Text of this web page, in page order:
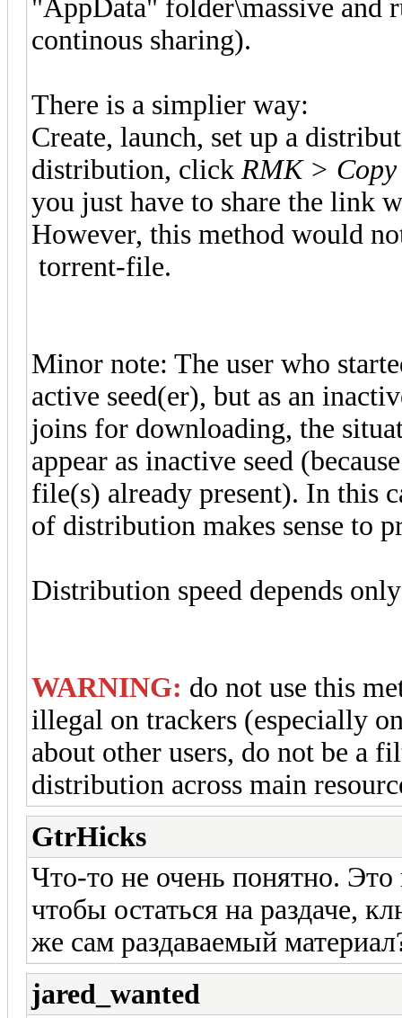
"AppData" folder\massive and
continous sharing).
There is a simplier way:
Create, launch, set up a
distribution, click RMK >
you just have to share the link
However, this method would
torrent-file.
Minor note: The user who
active seed(er), but as an
joins for downloading, the
appear as inactive seed
file(s) already present). In this
of distribution makes sense to
Distribution speed depends
WARNING: do not use this
illegal on trackers (especially
about other users, do not be a
distribution across main
GtrHicks
Что-то не очень понятно. Это
чтобы остаться на раздаче,
же сам раздаваемый
jared_wanted